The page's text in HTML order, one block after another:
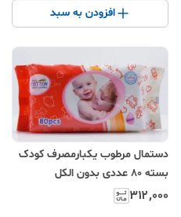
افزودن به سبد
دستمال مرطوب یکبارمصرف کودک
بسته ۸۰ عددی بدون الکل
۳۱۲٬۰۰۰